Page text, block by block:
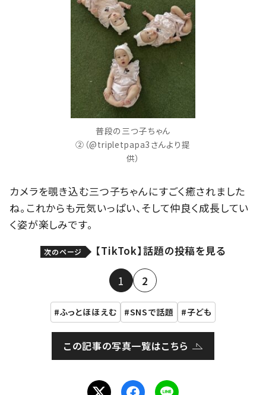
普段の三つ子ちゃん
②（@tripletpapa3さんより提
供）
カメラを覗き込む三つ子ちゃんにすごく癒されました
ね。これからも元気いっぱい、そして仲良く成長してい
く姿が楽しみです。
次のページ 【TikTok】話題の投稿を見る
1 2
ふっとほほえむ SNSで話題 子ども
この記事の写真一覧はこちら